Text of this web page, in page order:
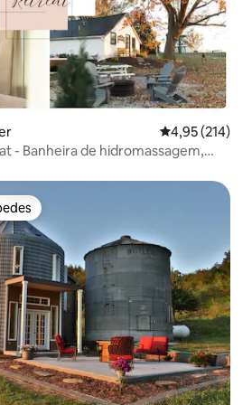
4,95 de uma
4,95 (214)
- Banheira de hidromassagem,
dos hóspedes